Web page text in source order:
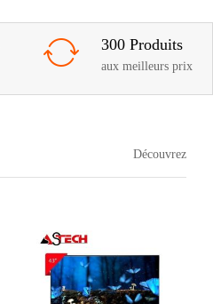
300 Produits
aux meilleurs prix
Découvrez